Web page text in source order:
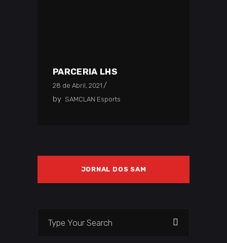
PARCERIA LHS
28 de Abril, 2021
by SAMCLAN Esports
JORNAL DOS SAM